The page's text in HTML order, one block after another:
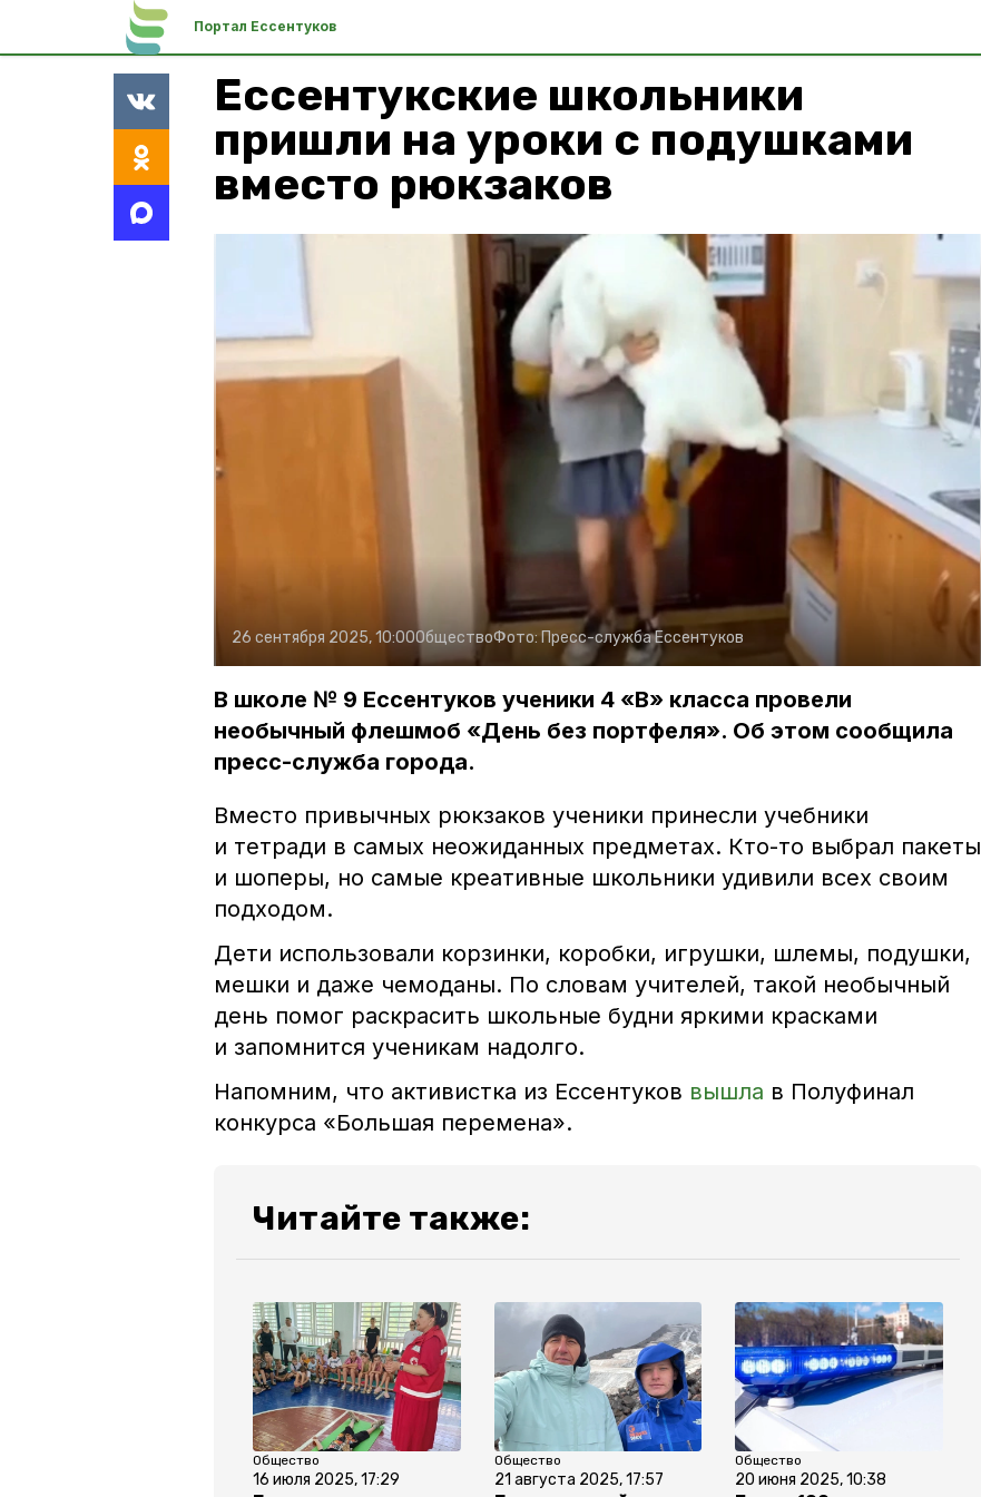
Портал Ессентуков
Ессентукские школьники
пришли на уроки с подушками
вместо рюкзаков
26 сентября 2025, 10:00ОбществоФото: Пресс-служба Ессентуков
В школе № 9 Ессентуков ученики 4 «В» класса провели
необычный флешмоб «День без портфеля». Об этом сообщила
пресс-служба города.
Вместо привычных рюкзаков ученики принесли учебники
и тетради в самых неожиданных предметах. Кто-то выбрал пакеты
и шоперы, но самые креативные школьники удивили всех своим
подходом.
Дети использовали корзинки, коробки, игрушки, шлемы, подушки,
мешки и даже чемоданы. По словам учителей, такой необычный
день помог раскрасить школьные будни яркими красками
и запомнится ученикам надолго.
Напомним, что активистка из Ессентуков вышла в Полуфинал
конкурса «Большая перемена».
Читайте также:
Общество
16 июля 2025, 17:29
Общество
21 августа 2025, 17:57
Общество
20 июня 2025, 10:38